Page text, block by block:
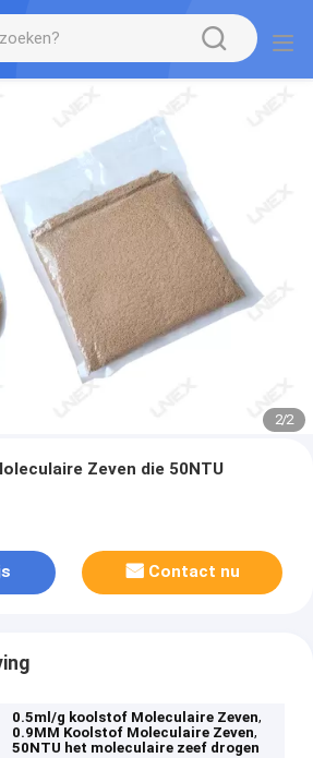
2/2
Zeven die 50NTU
Contact nu
0.5ml/g koolstof Moleculaire Zeven,
0.9MM Koolstof Moleculaire Zeven,
50NTU het moleculaire zeef drogen